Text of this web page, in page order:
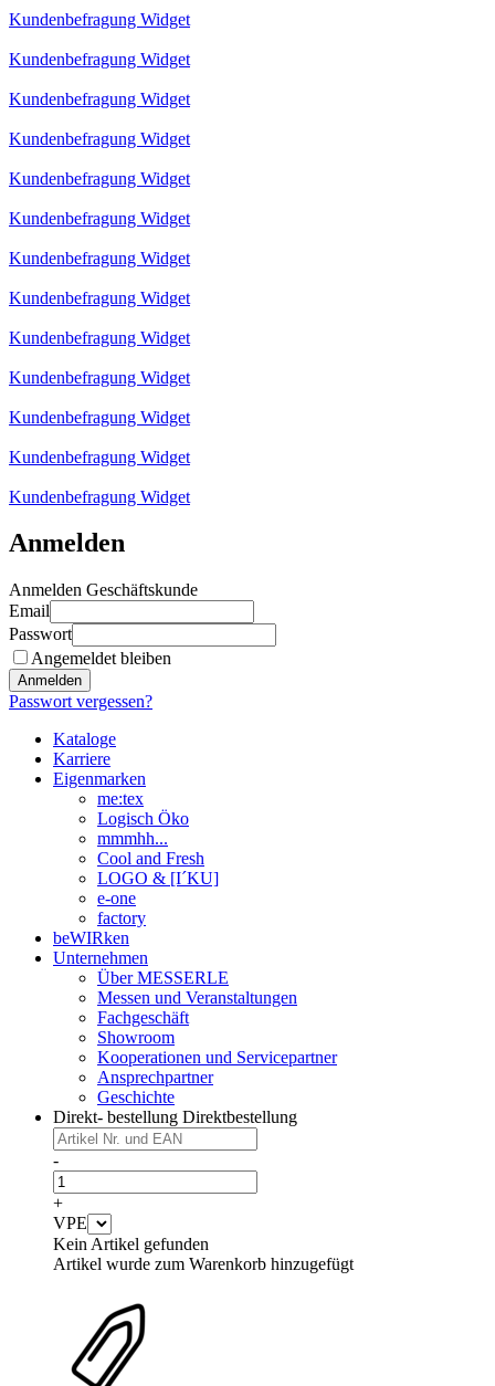
Kundenbefragung Widget
Kundenbefragung Widget
Kundenbefragung Widget
Kundenbefragung Widget
Kundenbefragung Widget
Kundenbefragung Widget
Kundenbefragung Widget
Kundenbefragung Widget
Kundenbefragung Widget
Kundenbefragung Widget
Kundenbefragung Widget
Kundenbefragung Widget
Kundenbefragung Widget
Anmelden
Anmelden Geschäftskunde
Email
Passwort
Angemeldet bleiben
Anmelden
Passwort vergessen?
Kataloge
Karriere
Eigenmarken
me:tex
Logisch Öko
mmmhh...
Cool and Fresh
LOGO & [I´KU]
e-one
factory
beWIRken
Unternehmen
Über MESSERLE
Messen und Veranstaltungen
Fachgeschäft
Showroom
Kooperationen und Servicepartner
Ansprechpartner
Geschichte
Direkt- bestellung Direktbestellung
-
+
VPE
Kein Artikel gefunden
Artikel wurde zum Warenkorb hinzugefügt